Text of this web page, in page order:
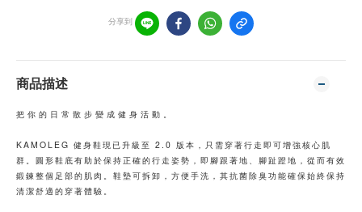
分享到
商品描述
把你的日常散步變成健身活動。
KAMOLEG 健身鞋現已升級至 2.0 版本，只需穿著行走即可增強核心肌
群。圓形鞋底有助於保持正確的行走姿勢，即腳跟著地、腳趾蹬地，從而有效
鍛鍊整個足部的肌肉。鞋墊可拆卸，方便手洗，其抗菌除臭功能確保始終保持
清潔舒適的穿著體驗。